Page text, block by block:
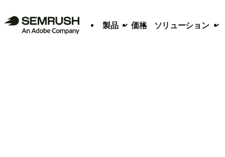
製品 価格 ソリューション